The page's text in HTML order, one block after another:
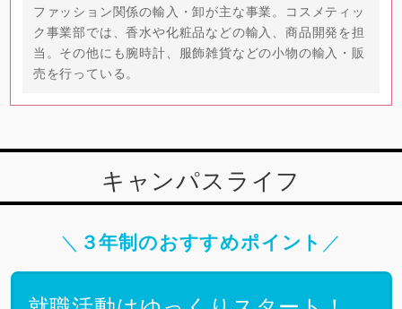
ファッション関係の輸入・卸が主な事業。コスメティッ
ク事業部では、香水や化粧品などの輸入、商品開発を担
当。その他にも腕時計、服飾雑貨などの小物の輸入・販
売を行っている。
キャンパスライフ
＼ ３年制のおすすめポイント ／